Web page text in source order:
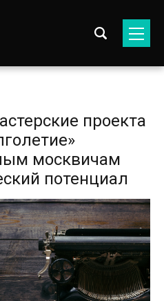
проекта
москвичам
потенциал